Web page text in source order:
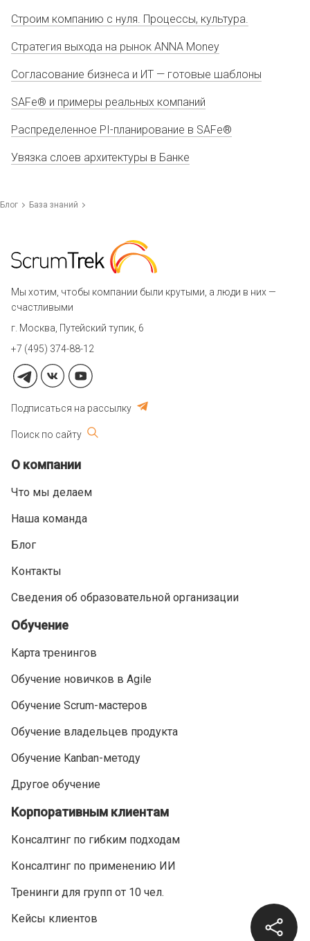
Строим компанию с нуля. Процессы, культура.
Стратегия выхода на рынок ANNA Money
Согласование бизнеса и ИТ — готовые шаблоны
SAFe® и примеры реальных компаний
Распределенное PI-планирование в SAFe®
Увязка слоев архитектуры в Банке
Блог База знаний
Мы хотим, чтобы компании были крутыми, а люди в них —
счастливыми
г. Москва, Путейский тупик, 6
+7 (495) 374-88-12
Подписаться на рассылку
Поиск по сайту
О компании
Что мы делаем
Наша команда
Блог
Контакты
Сведения об образовательной организации
Обучение
Карта тренингов
Обучение новичков в Agile
Обучение Scrum-мастеров
Обучение владельцев продукта
Обучение Kanban-методу
Другое обучение
Корпоративным клиентам
Консалтинг по гибким подходам
Консалтинг по применению ИИ
Тренинги для групп от 10 чел.
Кейсы клиентов